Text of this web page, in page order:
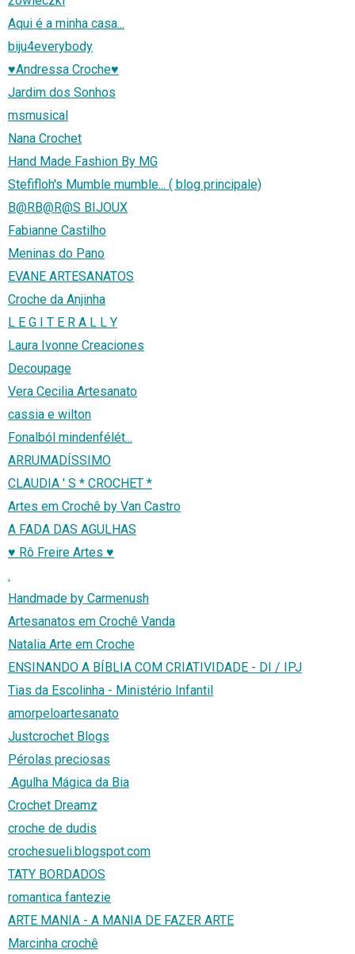
Aqui é a minha casa...
biju4everybody
♥Andressa Croche♥
Jardim dos Sonhos
msmusical
Nana Crochet
Hand Made Fashion By MG
Stefifloh's Mumble mumble... ( blog principale)
B@RB@R@S BIJOUX
Fabianne Castilho
Meninas do Pano
EVANE ARTESANATOS
Croche da Anjinha
L E G I T E R A L L Y
Laura Ivonne Creaciones
Decoupage
Vera Cecilia Artesanato
cassia e wilton
Fonalból mindenfélét...
ARRUMADÍSSIMO
CLAUDIA ' S * CROCHET *
Artes em Crochê by Van Castro
A FADA DAS AGULHAS
♥ Rô Freire Artes ♥
.
Handmade by Carmenush
Artesanatos em Crochê Vanda
Natalia Arte em Croche
ENSINANDO A BÍBLIA COM CRIATIVIDADE - DI / IPJ
Tias da Escolinha - Ministério Infantil
amorpeloartesanato
Justcrochet Blogs
Pérolas preciosas
Agulha Mágica da Bia
Crochet Dreamz
croche de dudis
crochesueli.blogspot.com
TATY BORDADOS
romantica fantezie
ARTE MANIA - A MANIA DE FAZER ARTE
Marcinha crochê